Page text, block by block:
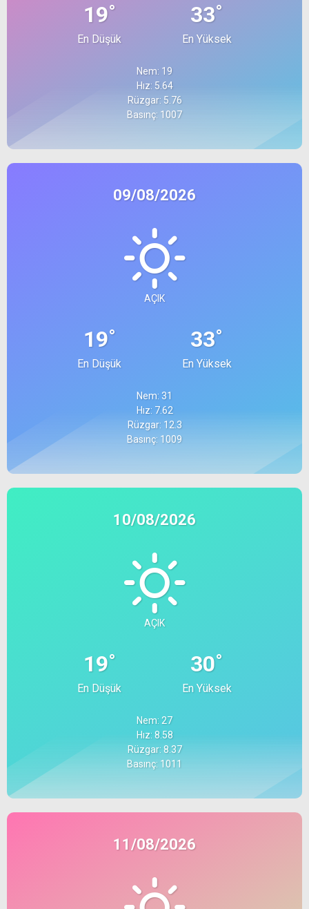
19°
En Düşük
33°
En Yüksek
Nem: 19
Hız: 5.64
Rüzgar: 5.76
Basınç: 1007
09/08/2026
AÇIK
19°
En Düşük
33°
En Yüksek
Nem: 31
Hız: 7.62
Rüzgar: 12.3
Basınç: 1009
10/08/2026
AÇIK
19°
En Düşük
30°
En Yüksek
Nem: 27
Hız: 8.58
Rüzgar: 8.37
Basınç: 1011
11/08/2026